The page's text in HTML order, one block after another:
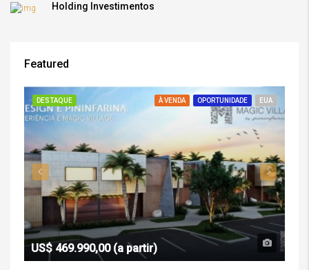
Holding Investimentos
Featured
DESTAQUE À VENDA OPORTUNIDADE EUA
US$ 469.990,00 (a partir)